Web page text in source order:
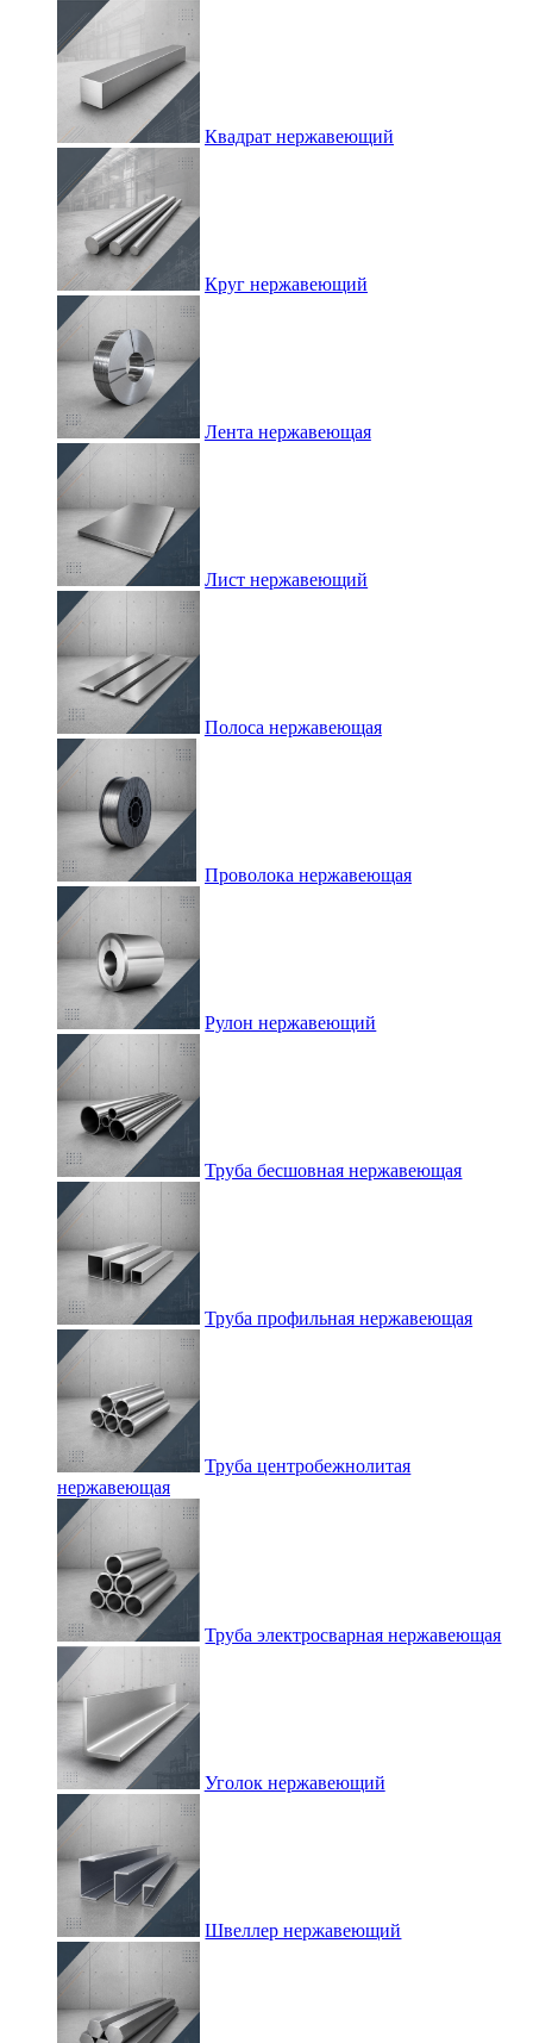
Квадрат нержавеющий
Круг нержавеющий
Лента нержавеющая
Лист нержавеющий
Полоса нержавеющая
Проволока нержавеющая
Рулон нержавеющий
Труба бесшовная нержавеющая
Труба профильная нержавеющая
Труба центробежнолитая
нержавеющая
Труба электросварная нержавеющая
Уголок нержавеющий
Швеллер нержавеющий